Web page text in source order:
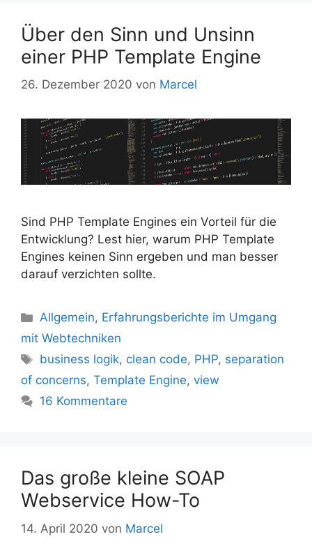
Über den Sinn und Unsinn
einer PHP Template Engine
26. Dezember 2020 von Marcel
Sind PHP Template Engines ein Vorteil für die
Entwicklung? Lest hier, warum PHP Template
Engines keinen Sinn ergeben und man besser
darauf verzichten sollte.
Kategorien
Allgemein, Erfahrungsberichte im Umgang
mit Webtechniken
Schlagwörter
business logik, clean code, PHP, separation
of concerns, Template Engine, view
16 Kommentare
Das große kleine SOAP
Webservice How-To
14. April 2020 von Marcel